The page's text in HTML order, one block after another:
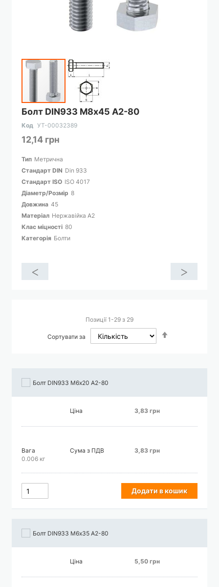
Болт DIN933 М8х45 А2-80
Код УТ-00032389
12,14 грн
Тип Метрична
Cтандарт DIN Din 933
Cтандарт ISO ISO 4017
Діаметр/Розмір 8
Довжина 45
Матеріал Нержавійка A2
Клас міцності 80
Категорія Болти
Перейти
до
початку
зображень
< >
Позиції1 -29 з 29
Сортувати за
Болт DIN933 М6х20 А2-80
Ціна 3,83 грн
Вага
0.006 кг
Сума з ПДВ 3,83 грн
Додати в кошик
Болт DIN933 М6х35 А2-80
Ціна 5,50 грн